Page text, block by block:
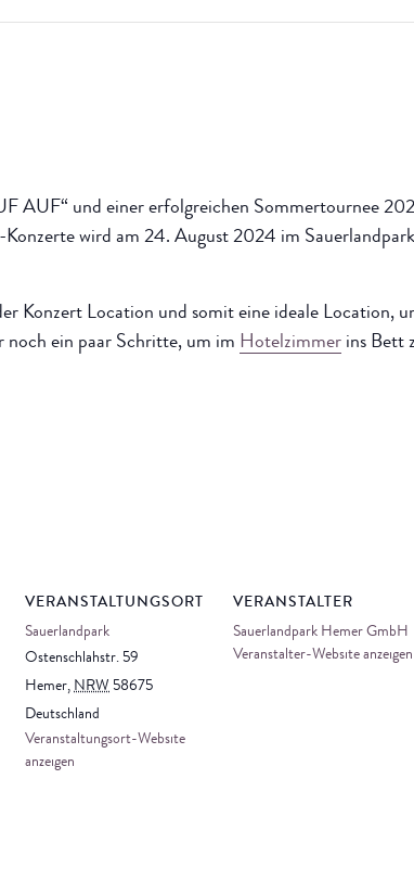
AUF“ und einer erfolgreichen Sommertournee
wird am 24. August 2024 im
Konzert Location und somit eine ideale Location,
noch ein paar Schritte, um im Hotelzimmer ins Bett
VERANSTALTUNGSORT
Sauerlandpark
Ostenschlahstr. 59
Hemer, NRW 58675
Deutschland
Veranstaltungsort-Website
anzeigen
VERANSTALTER
Sauerlandpark Hemer GmbH
Veranstalter-Website anzeigen